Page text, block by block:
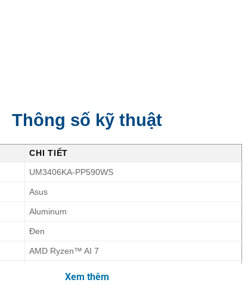
Thông số kỹ thuật
CHI TIẾT
UM3406KA-PP590WS
Asus
Aluminum
Đen
AMD Ryzen™ AI 7
Xem thêm